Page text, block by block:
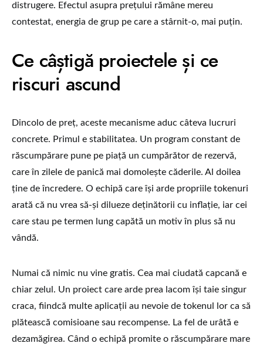
distrugere. Efectul asupra prețului rămâne mereu
contestat, energia de grup pe care a stârnit-o, mai puțin.
Ce câștigă proiectele și ce
riscuri ascund
Dincolo de preț, aceste mecanisme aduc câteva lucruri
concrete. Primul e stabilitatea. Un program constant de
răscumpărare pune pe piață un cumpărător de rezervă,
care în zilele de panică mai domolește căderile. Al doilea
ține de încredere. O echipă care își arde propriile tokenuri
arată că nu vrea să-și dilueze deținătorii cu inflație, iar cei
care stau pe termen lung capătă un motiv în plus să nu
vândă.
Numai că nimic nu vine gratis. Cea mai ciudată capcană e
chiar zelul. Un proiect care arde prea lacom își taie singur
craca, fiindcă multe aplicații au nevoie de tokenul lor ca să
plătească comisioane sau recompense. La fel de urâtă e
dezamăgirea. Când o echipă promite o răscumpărare mare